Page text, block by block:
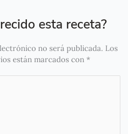
esta receta?
no será publicada. Los
están marcados con *